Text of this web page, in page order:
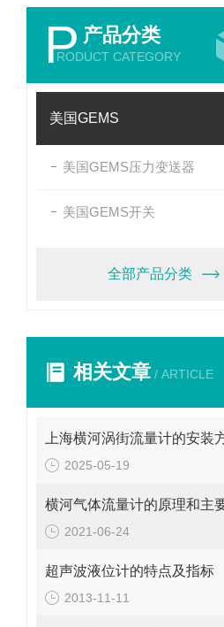
P 产品分类
RODUCT CATEGORY
美国GEMS
美国GEMS压力变送器
美国GEMS开关
全部产品分类
相关文章 / ARTICLE
2025-05-19
2021-06-24
超声波液位计的特点及指标
2013-11-11